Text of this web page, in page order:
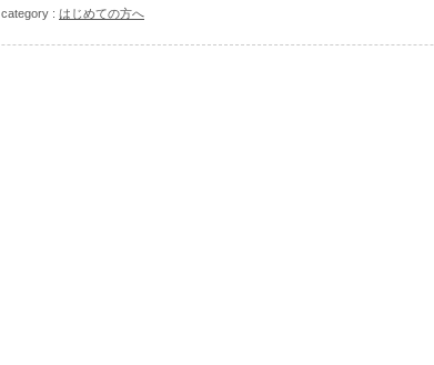
category : はじめての方へ